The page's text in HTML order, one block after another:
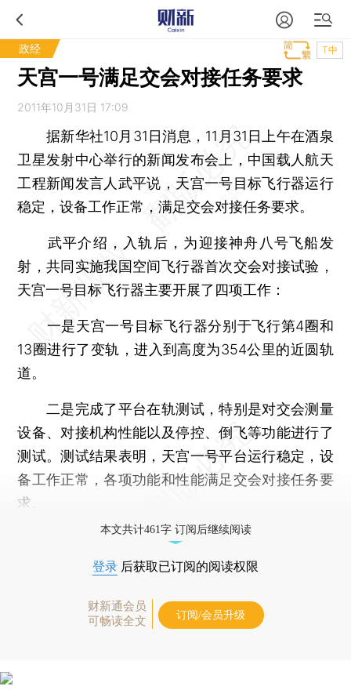
政经 T中
天宫一号满足交会对接任务要求
2011年10月31日 17:09
据新华社10月31日消息，11月31日上午在酒泉
卫星发射中心举行的新闻发布会上，中国载人航天
工程新闻发言人武平说，天宫一号目标飞行器运行
稳定，设备工作正常，满足交会对接任务要求。
武平介绍，入轨后，为迎接神舟八号飞船发
射，共同实施我国空间飞行器首次交会对接试验，
天宫一号目标飞行器主要开展了四项工作：
一是天宫一号目标飞行器分别于飞行第4圈和
13圈进行了变轨，进入到高度为354公里的近圆轨
道。
二是完成了平台在轨测试，特别是对交会测量
设备、对接机构性能以及停控、倒飞等功能进行了
测试。测试结果表明，天宫一号平台运行稳定，设
备工作正常，各项功能和性能满足交会对接任务要
求。
本文共计461字 订阅后继续阅读
登录 后获取已订阅的阅读权限
财新通会员
可畅读全文
订阅/会员升级